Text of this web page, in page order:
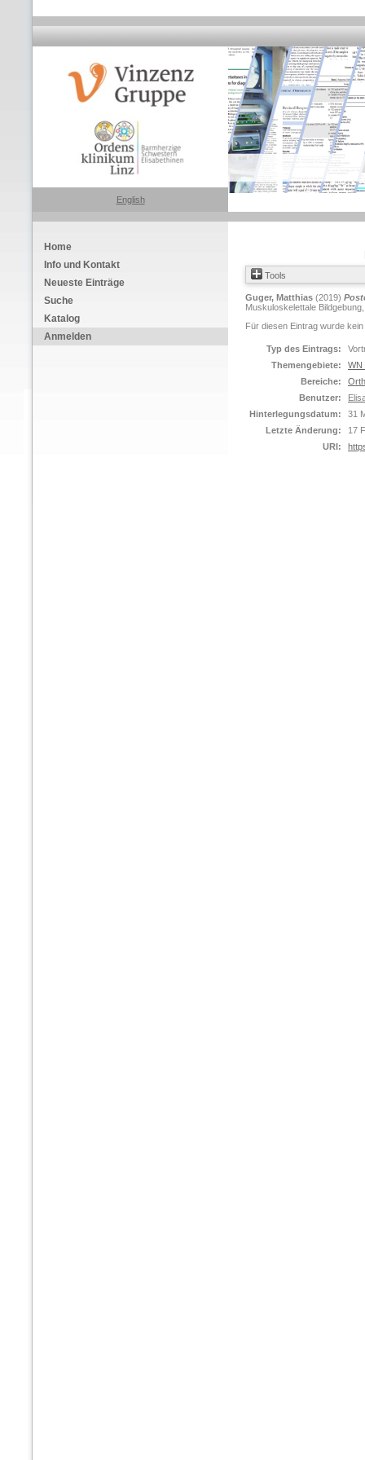
English
Home
Info und Kontakt
Neueste Einträge
Suche
Katalog
Anmelden
Tools
Guger, Matthias (2019)
Muskuloskelettale
Für diesen Eintrag wurde
Typ des Eintrags:
Themengebiete:
WN
Bereiche:
Benutzer:
Hinterlegungsdatum:
31
Letzte Änderung:
17
URI: